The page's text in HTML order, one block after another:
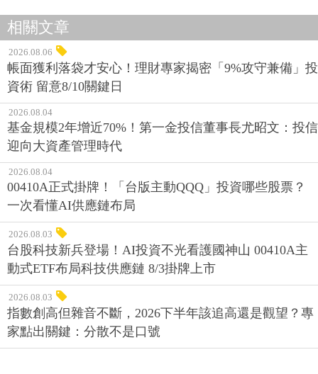
相關文章
2026.08.06
帳面獲利落袋才安心！理財專家揭密「9%攻守兼備」投
資術 留意8/10關鍵日
2026.08.04
基金規模2年增近70%！第一金投信董事長尤昭文：投信
迎向大資產管理時代
2026.08.04
00410A正式掛牌！「台版主動QQQ」投資哪些股票？
一次看懂AI供應鏈布局
2026.08.03
台股科技新兵登場！AI投資不光看護國神山 00410A主
動式ETF布局科技供應鏈 8/3掛牌上市
2026.08.03
指數創高但雜音不斷，2026下半年該追高還是觀望？專
家點出關鍵：分散不是口號